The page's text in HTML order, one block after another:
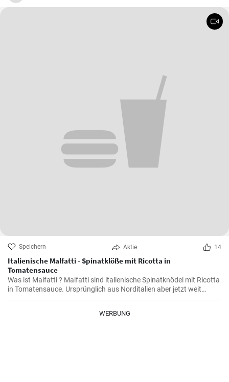
Speichern Aktie 14
Italienische Malfatti - Spinatklöße mit Ricotta in
Tomatensauce
Was ist Malfatti ? Malfatti sind italienische Spinatknödel mit Ricotta
in Tomatensauce. Ursprünglich aus Norditalien aber jetzt weit
verbreitet in ganz Italien werden die Spinat Ricotta Klöße mit
WERBUNG